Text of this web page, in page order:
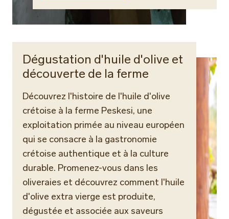
Dégustation d'huile d'olive et
découverte de la ferme
Découvrez l'histoire de l'huile d'olive
crétoise à la ferme Peskesi, une
exploitation primée au niveau européen
qui se consacre à la gastronomie
crétoise authentique et à la culture
durable. Promenez-vous dans les
oliveraies et découvrez comment l'huile
d'olive extra vierge est produite,
dégustée et associée aux saveurs